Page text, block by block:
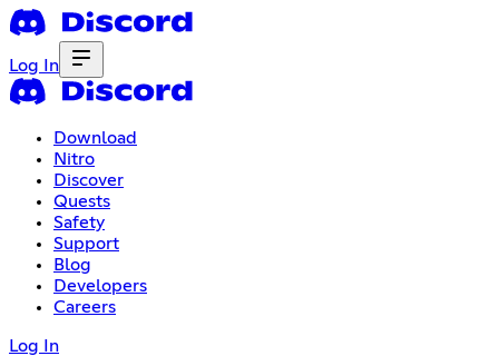
Log In
Download
Nitro
Discover
Quests
Safety
Support
Blog
Developers
Careers
Log In